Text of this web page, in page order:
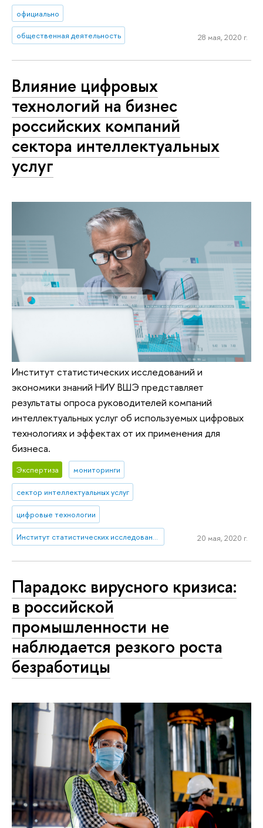
официально
общественная деятельность 28 мая, 2020 г.
Влияние цифровых
технологий на бизнес
российских компаний
сектора интеллектуальных
услуг
Институт статистических исследований и
экономики знаний НИУ ВШЭ представляет
результаты опроса руководителей компаний
интеллектуальных услуг об используемых цифровых
технологиях и эффектах от их применения для
бизнеса.
Экспертиза мониторинги
сектор интеллектуальных услуг
цифровые технологии
Институт статистических исследований и экономики знаний 20 мая, 2020 г.
Парадокс вирусного кризиса:
в российской
промышленности не
наблюдается резкого роста
безработицы